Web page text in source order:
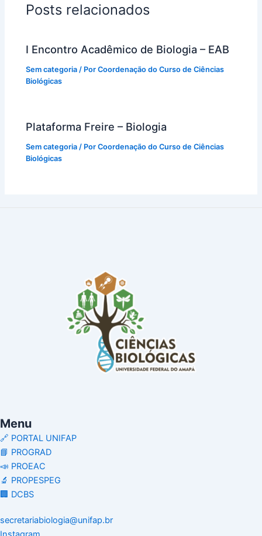
Posts relacionados
I Encontro Acadêmico de Biologia – EAB
Sem categoria / PorCoordenação do Curso de Ciências
Biológicas
Plataforma Freire – Biologia
Sem categoria / PorCoordenação do Curso de Ciências
Biológicas
Menu
🔗 PORTAL UNIFAP
📘 PROGRAD
📣 PROEAC
🔬 PROPESPEG
🏢 DCBS
secretariabiologia@unifap.br